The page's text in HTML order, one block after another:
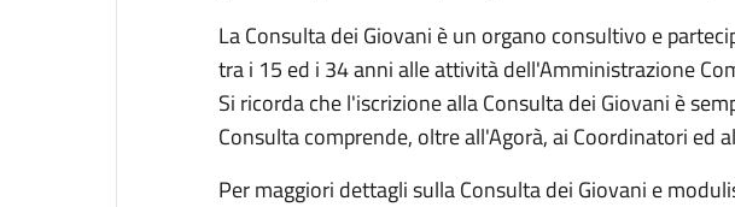
La Consulta dei Giovani è un organo consultivo e
tra i 15 ed i 34 anni alle attività dell'Amministrazione
Si ricorda che l'iscrizione alla Consulta dei Giovani è
Consulta comprende, oltre all'Agorà, ai Coordinatori ed
Per maggiori dettagli sulla Consulta dei Giovani e